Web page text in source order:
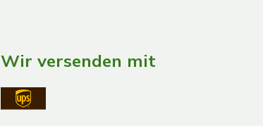
Wir versenden mit